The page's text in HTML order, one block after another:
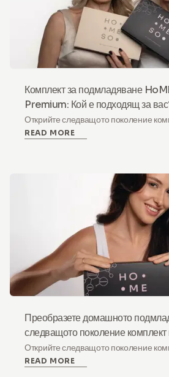
Комплект за подмладяване
Premium: Кой е подходящ за
Открийте следващото поколение
подмладяване от HoMEso - сигурно
READ MORE
Преобразете домашното
следващото поколение
Открийте следващото поколение
подмладяване на HoMEso –
READ MORE